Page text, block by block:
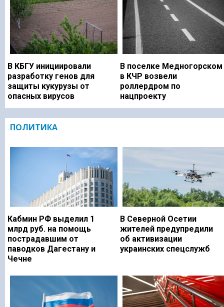
В КБГУ инициировали
разработку генов для
защиты кукурузы от
опасных вирусов
В поселке Медногорском
в КЧР возвели
роллердром по
нацпроекту
ПОЛИТИКА
Кабмин РФ выделил 1
млрд руб. на помощь
пострадавшим от
паводков Дагестану и
Чечне
В Северной Осетии
жителей предупредили
об активизации
украинских спецслужб